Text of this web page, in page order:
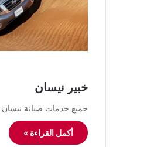
خبير نيسان
جميع خدمات صيانة
أكمل القراءة »